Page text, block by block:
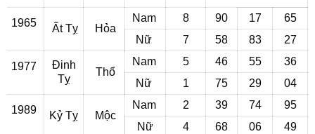
1965 Ất Tỵ Hỏa
Nam 8 90 17
65
Nữ
7 58 83 27
1977
Đinh
Tỵ
Thổ
Nam 5 46 55
36
Nữ
1 75 29 04
1989 Kỷ Tỵ Mộc
Nam 2 39 74
95
Nữ
4 68 06 49